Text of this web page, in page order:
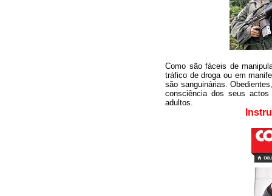
Como são fáceis de
tráfico de droga ou em
são sanguinárias.
consciência dos seus
adultos.